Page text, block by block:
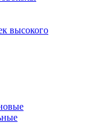
высокого